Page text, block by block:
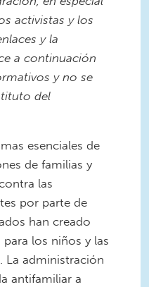
activistas y los
y la
a continuación
y no se
del
esenciales de
de familias y
las
por parte de
han creado
los niños y las
La administración
antifamiliar a